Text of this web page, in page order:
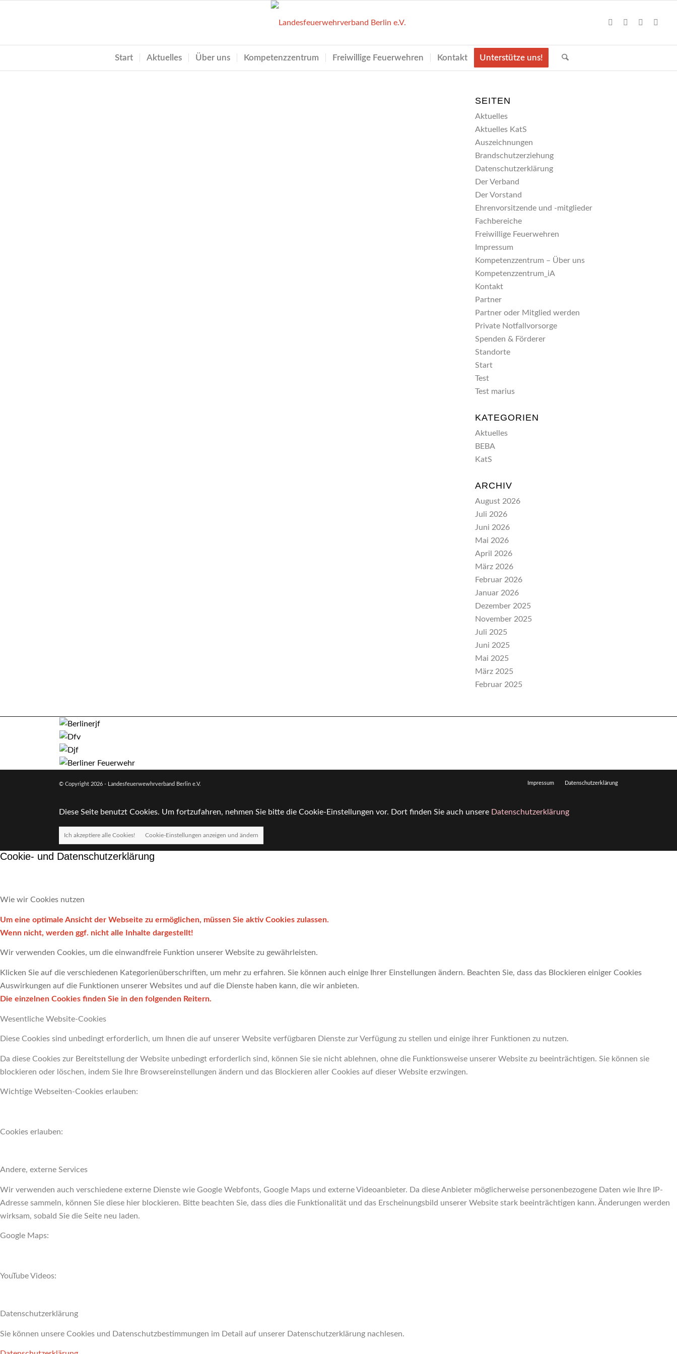
Start Aktuelles Über uns Kompetenzzentrum Freiwillige Feuerwehren Kontakt Unterstütze uns!
SEITEN
Aktuelles
Aktuelles KatS
Auszeichnungen
Brandschutzerziehung
Datenschutzerklärung
Der Verband
Der Vorstand
Ehrenvorsitzende und -mitglieder
Fachbereiche
Freiwillige Feuerwehren
Impressum
Kompetenzzentrum – Über uns
Kompetenzzentrum_iA
Kontakt
Partner
Partner oder Mitglied werden
Private Notfallvorsorge
Spenden & Förderer
Standorte
Start
Test
Test marius
KATEGORIEN
Aktuelles
BEBA
KatS
ARCHIV
August 2026
Juli 2026
Juni 2026
Mai 2026
April 2026
März 2026
Februar 2026
Januar 2026
Dezember 2025
November 2025
Juli 2025
Juni 2025
Mai 2025
März 2025
Februar 2025
© Copyright 2026 - Landesfeuerwewhrverband Berlin e.V. Impressum Datenschutzerklärung
Diese Seite benutzt Cookies. Um fortzufahren, nehmen Sie bitte die Cookie-Einstellungen vor. Dort finden Sie auch unsere Datenschutzerklärung
Ich akzeptiere alle Cookies! Cookie-Einstellungen anzeigen und ändern
Cookie- und Datenschutzerklärung
Wie wir Cookies nutzen
Um eine optimale Ansicht der Webseite zu ermöglichen, müssen Sie aktiv Cookies zulassen.
Wenn nicht, werden ggf. nicht alle Inhalte dargestellt!
Wir verwenden Cookies, um die einwandfreie Funktion unserer Website zu gewährleisten.
Klicken Sie auf die verschiedenen Kategorienüberschriften, um mehr zu erfahren. Sie können auch einige Ihrer Einstellungen ändern. Beachten Sie, dass das Blockieren einiger Cookies
Auswirkungen auf die Funktionen unserer Websites und auf die Dienste haben kann, die wir anbieten.
Die einzelnen Cookies finden Sie in den folgenden Reitern.
Wesentliche Website-Cookies
Diese Cookies sind unbedingt erforderlich, um Ihnen die auf unserer Website verfügbaren Dienste zur Verfügung zu stellen und einige ihrer Funktionen zu nutzen.
Da diese Cookies zur Bereitstellung der Website unbedingt erforderlich sind, können Sie sie nicht ablehnen, ohne die Funktionsweise unserer Website zu beeinträchtigen. Sie können sie
blockieren oder löschen, indem Sie Ihre Browsereinstellungen ändern und das Blockieren aller Cookies auf dieser Website erzwingen.
Wichtige Webseiten-Cookies erlauben:
Cookies erlauben:
Andere, externe Services
Wir verwenden auch verschiedene externe Dienste wie Google Webfonts, Google Maps und externe Videoanbieter. Da diese Anbieter möglicherweise personenbezogene Daten wie Ihre IP-
Adresse sammeln, können Sie diese hier blockieren. Bitte beachten Sie, dass dies die Funktionalität und das Erscheinungsbild unserer Website stark beeinträchtigen kann. Änderungen werden
wirksam, sobald Sie die Seite neu laden.
Google Maps:
YouTube Videos:
Datenschutzerklärung
Sie können unsere Cookies und Datenschutzbestimmungen im Detail auf unserer Datenschutzerklärung nachlesen.